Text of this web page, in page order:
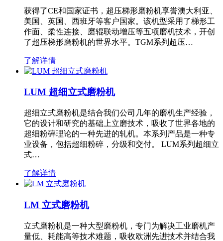
获得了CE和国家证书，超压梯形磨粉机享誉澳大利亚、
美国、英国、西班牙等客户国家。该机型采用了梯形工
作面、柔性连接、磨辊联动增压等五项磨机技术，开创
了超压梯形磨粉机的世界水平。TGM系列超压…
了解详情
LUM 超细立式磨粉机
超细立式磨粉机是结合我们公司几年的磨机生产经验，
它的设计和研究的基础上立磨技术，吸收了世界各地的
超细粉碎理论的一种先进的轧机。本系列产品是一种专
业设备，包括超细粉碎，分级和交付。 LUM系列超细立
式…
了解详情
LM 立式磨粉机
立式磨粉机是一种大型磨粉机，专门为解决工业磨机产
量低、耗能高等技术难题，吸收欧洲先进技术并结合我